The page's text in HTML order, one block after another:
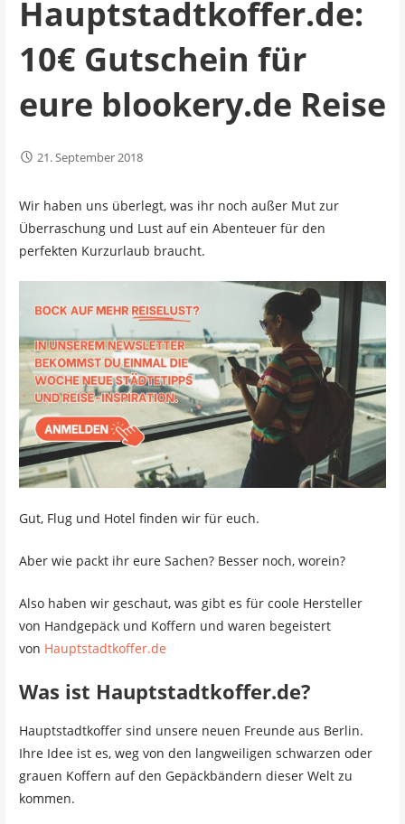
Hauptstadtkoffer.de:
10€ Gutschein für
eure blookery.de Reise
21. September 2018
Wir haben uns überlegt, was ihr noch außer Mut zur
Überraschung und Lust auf ein Abenteuer für den
perfekten Kurzurlaub braucht.
Gut, Flug und Hotel finden wir für euch.
Aber wie packt ihr eure Sachen? Besser noch, worein?
Also haben wir geschaut, was gibt es für coole Hersteller
von Handgepäck und Koffern und waren begeistert
von Hauptstadtkoffer.de
Was ist Hauptstadtkoffer.de?
Hauptstadtkoffer sind unsere neuen Freunde aus Berlin.
Ihre Idee ist es, weg von den langweiligen schwarzen oder
grauen Koffern auf den Gepäckbändern dieser Welt zu
kommen.